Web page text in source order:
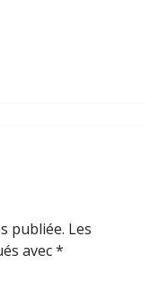
publiée. Les
avec*